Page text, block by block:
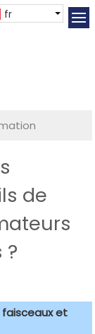
fr
de
?
et